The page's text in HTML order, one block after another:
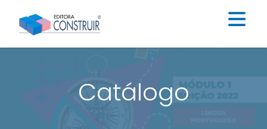
Institucional
Educação Infantil
Catálogo